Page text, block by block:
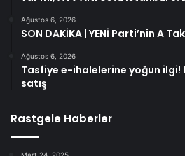
Ağustos 6, 2026
SON DAKİKA | YENİ Parti’nin A
Ağustos 6, 2026
Tasfiye e-ihalelerine yoğun ilgi!
satış
Rastgele Haberler